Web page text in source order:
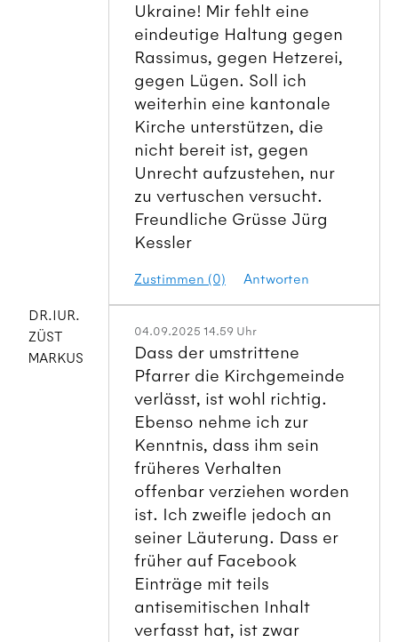
Ukraine! Mir fehlt eine
eindeutige Haltung gegen
Rassimus, gegen Hetzerei,
gegen Lügen. Soll ich
weiterhin eine kantonale
Kirche unterstützen, die
nicht bereit ist, gegen
Unrecht aufzustehen, nur
zu vertuschen versucht.
Freundliche Grüsse Jürg
Kessler
Zustimmen (0) Antworten
DR.IUR.
ZÜST
MARKUS
04.09.2025 14.59 Uhr
Dass der umstrittene
Pfarrer die Kirchgemeinde
verlässt, ist wohl richtig.
Ebenso nehme ich zur
Kenntnis, dass ihm sein
früheres Verhalten
offenbar verziehen worden
ist. Ich zweifle jedoch an
seiner Läuterung. Dass er
früher auf Facebook
Einträge mit teils
antisemitischen Inhalt
verfasst hat, ist zwar